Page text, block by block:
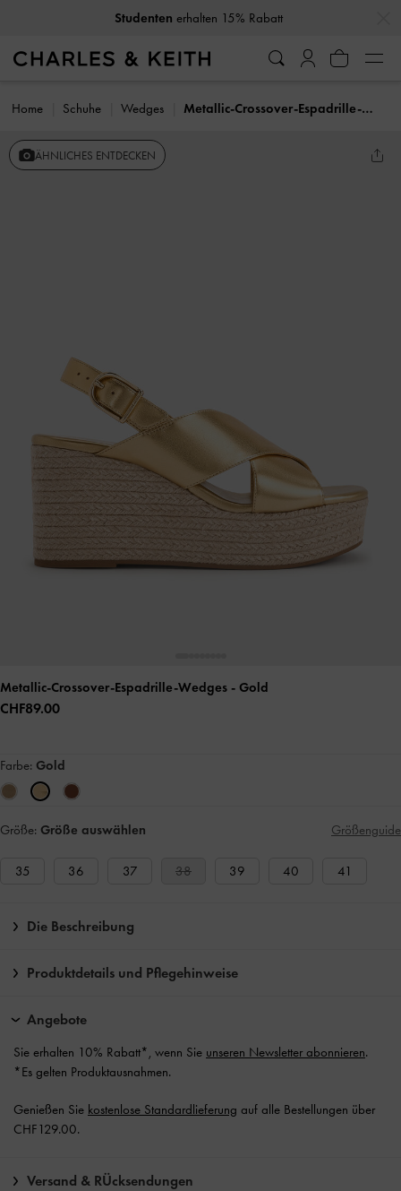
Studenten erhalten 15% Rabatt
Home Schuhe Wedges Metallic-Crossover-Espadrille-Wedges
ÄHNLICHES ENTDECKEN
Metallic-Crossover-Espadrille-Wedges - Gold
CHF89.00
Farbe: Gold
Größe: Größe auswählen Größenguide
35 36 37 38 39 40 41
Die Beschreibung
Produktdetails und Pflegehinweise
Angebote
Sie erhalten 10% Rabatt*, wenn Sie unseren Newsletter abonnieren.
*Es gelten Produktausnahmen.
Genießen Sie kostenlose Standardlieferung auf alle Bestellungen über
CHF129.00.
Versand & RÜcksendungen